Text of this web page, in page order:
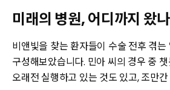
미래의 병원, 어디까지 왔나
비앤빛을 찾는 환자들이 수술 전후 겪는
구성해보았습니다. 민아 씨의 경우 중
오래전 실행하고 있는 것도 있고, 조만